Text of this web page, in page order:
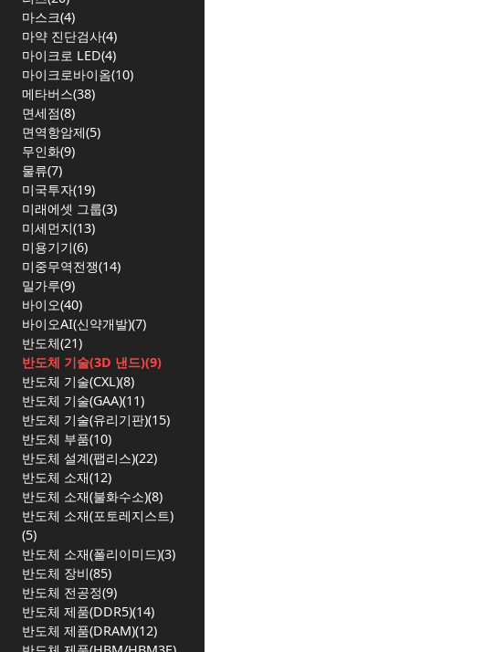
마스크(4)
마약 진단검사(4)
마이크로 LED(4)
마이크로바이옴(10)
메타버스(38)
면세점(8)
면역항암제(5)
무인화(9)
물류(7)
미국투자(19)
미래에셋 그룹(3)
미세먼지(13)
미용기기(6)
미중무역전쟁(14)
밀가루(9)
바이오(40)
바이오AI(신약개발)(7)
반도체(21)
반도체 기술(3D 낸드)(9)
반도체 기술(CXL)(8)
반도체 기술(GAA)(11)
반도체 기술(유리기판)(15)
반도체 부품(10)
반도체 설계(팹리스)(22)
반도체 소재(12)
반도체 소재(불화수소)(8)
반도체 소재(포토레지스트)
(5)
반도체 소재(폴리이미드)(3)
반도체 장비(85)
반도체 전공정(9)
반도체 제품(DDR5)(14)
반도체 제품(DRAM)(12)